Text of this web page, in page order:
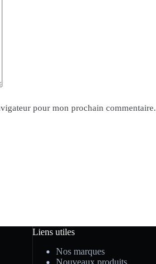
pour mon prochain commentaire.
Liens utiles
Nos marques